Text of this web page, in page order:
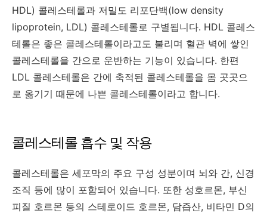
HDL) 콜레스테롤과 저밀도 리포단백(low density
lipoprotein, LDL) 콜레스테롤로 구별됩니다. HDL 콜레스
테롤은 좋은 콜레스테롤이라고도 불리며 혈관 벽에 쌓인
콜레스테롤을 간으로 운반하는 기능이 있습니다. 한편
LDL 콜레스테롤은 간에 축적된 콜레스테롤을 몸 곳곳으
로 옮기기 때문에 나쁜 콜레스테롤이라고 합니다.
콜레스테롤 흡수 및 작용
콜레스테롤은 세포막의 주요 구성 성분이며 뇌와 간, 신경
조직 등에 많이 포함되어 있습니다. 또한 성호르몬, 부신
피질 호르몬 등의 스테로이드 호르몬, 담즙산, 비타민 D의